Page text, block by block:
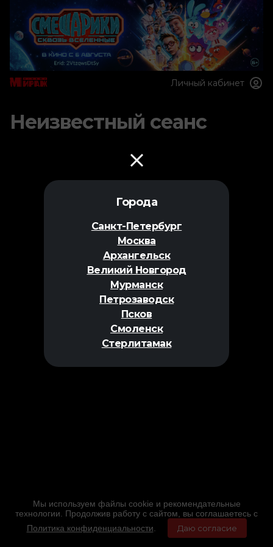
Города
Санкт-Петербург
Москва
Архангельск
Великий Новгород
Мурманск
Петрозаводск
Псков
Смоленск
Стерлитамак
Личный кабинет
Неизвестный сеанс
Мы используем файлы cookie и рекомендательные
технологии. Продолжив работу с сайтом, вы соглашаетесь с
Политика конфиденциальности
Даю согласие